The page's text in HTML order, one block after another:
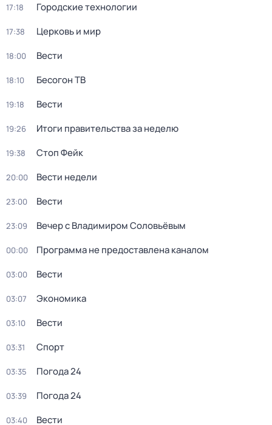
17:18 Городские технологии
17:38 Церковь и мир
18:00 Вести
18:10 Бесогон ТВ
19:18 Вести
19:26 Итоги правительства за неделю
19:38 Стоп Фейк
20:00 Вести недели
23:00 Вести
23:09 Вечер с Владимиром Соловьёвым
00:00 Программа не предоставлена каналом
03:00 Вести
03:07 Экономика
03:10 Вести
03:31 Спорт
03:35 Погода 24
03:39 Погода 24
03:40 Вести